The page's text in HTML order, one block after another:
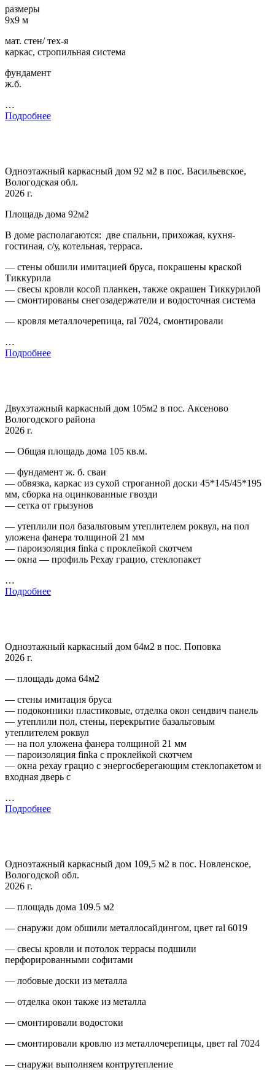
размеры
9х9 м
мат. стен/ тех-я
каркас, стропильная система
фундамент
ж.б.
…
Подробнее
Одноэтажный каркасный дом 92 м2 в пос. Васильевское,
Вологодская обл.
2026 г.
Площадь дома 92м2
В доме располагаются: две спальни, прихожая, кухня-
гостиная, с/у, котельная, терраса.
— стены обшили имитацией бруса, покрашены краской
Тиккурила
— свесы кровли косой планкен, также окрашен Тиккурилой
— смонтированы снегозадержатели и водосточная система
— кровля металлочерепица, ral 7024, смонтировали
…
Подробнее
Двухэтажный каркасный дом 105м2 в пос. Аксеново
Вологодского района
2026 г.
— Общая площадь дома 105 кв.м.
— фундамент ж. б. сваи
— обвязка, каркас из сухой строганной доски 45*145/45*195
мм, сборка на оцинкованные гвозди
— сетка от грызунов
— утеплили пол базальтовым утеплителем роквул, на пол
уложена фанера толщиной 21 мм
— пароизоляция finka с проклейкой скотчем
— окна — профиль Рехау грацио, стеклопакет
…
Подробнее
Одноэтажный каркасный дом 64м2 в пос. Поповка
2026 г.
— площадь дома 64м2
— стены имитация бруса
— подоконники пластиковые, отделка окон сендвич панель
— утеплили пол, стены, перекрытие базальтовым
утеплителем роквул
— на пол уложена фанера толщиной 21 мм
— пароизоляция finka с проклейкой скотчем
— окна рехау грацио с энергосберегающим стеклопакетом и
входная дверь с
…
Подробнее
Одноэтажный каркасный дом 109,5 м2 в пос. Новленское,
Вологодской обл.
2026 г.
— площадь дома 109.5 м2
— снаружи дом обшили металлосайдингом, цвет ral 6019
— свесы кровли и потолок террасы подшили
перфорированными софитами
— лобовые доски из металла
— отделка окон также из металла
— смонтировали водостоки
— смонтировали кровлю из металлочерепицы, цвет ral 7024
— снаружи выполняем контрутепление